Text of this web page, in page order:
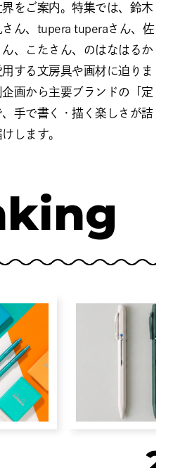
をご案内。特集では、鈴木
ん、tupera tuperaさん、佐
、こたさん、のはなはるか
する文房具や画材に迫りま
画から主要ブランドの「定
手で書く・描く楽しさが詰
します。